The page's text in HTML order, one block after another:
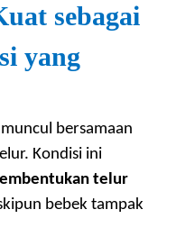
sebagai
yang
bersamaan
Kondisi ini
telur
bebek tampak